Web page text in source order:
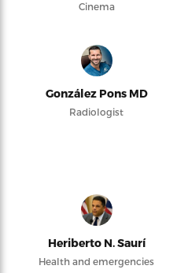
Cinema
González Pons MD
Radiologist
Heriberto N. Saurí
Health and emergencies